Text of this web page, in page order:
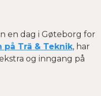
en dag i Gøteborg for
på Trä & Teknik, har
og inngang på